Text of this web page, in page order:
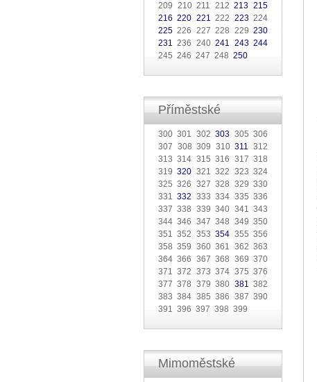
209 210 211 212213 215
216 220 221 222 223224
225 226 227 228 229 230
231 236 240241 243 244
245 246 247 248 250
Příměstské
300 301 302303 305 306
307 308 309 310311 312
313 314 315 316 317 318
319320 321 322 323 324
325 326 327 328 329 330
331332 333 334 335 336
337 338 339 340 341 343
344 346 347 348 349 350
351 352 353354 355 356
358 359 360 361 362 363
364 366 367 368 369 370
371 372 373 374 375 376
377 378 379 380 381 382
383 384 385 386 387 390
391 396 397 398 399
Mimoměstské